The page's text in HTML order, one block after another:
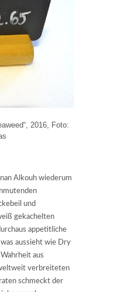
2016, Foto:
Alkouh wiederum
und
gekachelten
appetitliche
aussieht wie Dry
aus
verbreiteten
schmeckt der